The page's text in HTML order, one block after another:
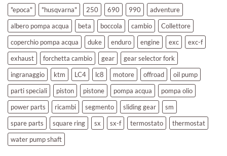
"epoca" "husqvarna" 250 690 990
adventure
albero pompa acqua
beta boccola cambio
Collettore
coperchio pompa acqua
duke enduro engine exc
exc-f
exhaust
forchetta cambio gear
gear selector fork
ingranaggio
ktm LC4 lc8 motore offroad
oil pump
parti speciali
piston pistone pompa acqua
pompa olio
power parts
ricambi segmento sliding gear
sm
spare parts
square ring sx sx-f termostato
thermostat
water pump shaft